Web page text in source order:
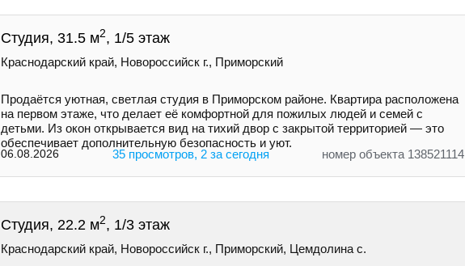
Студия, 31.5 м2, 1/5 этаж
Краснодарский край, Новороссийск г., Приморский
Продаётся уютная, светлая студия в Приморском районе. Квартира расположена
на первом этаже, что делает её комфортной для пожилых людей и семей с
детьми. Из окон открывается вид на тихий двор с закрытой территорией — это
обеспечивает дополнительную безопасность и уют.
06.08.2026 35 просмотров, 2 за сегодня номер объекта 138521114
Студия, 22.2 м2, 1/3 этаж
Краснодарский край, Новороссийск г., Приморский, Цемдолина с.